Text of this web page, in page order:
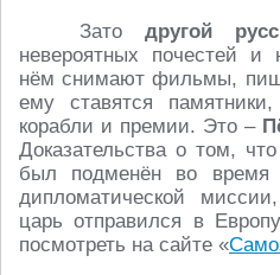
Зато другой
невероятных почестей
нём снимают фильмы,
ему ставятся
корабли и премии. Это –
Доказательства о том,
был подменён во время
дипломатической
царь отправился в
посмотреть на сайте «